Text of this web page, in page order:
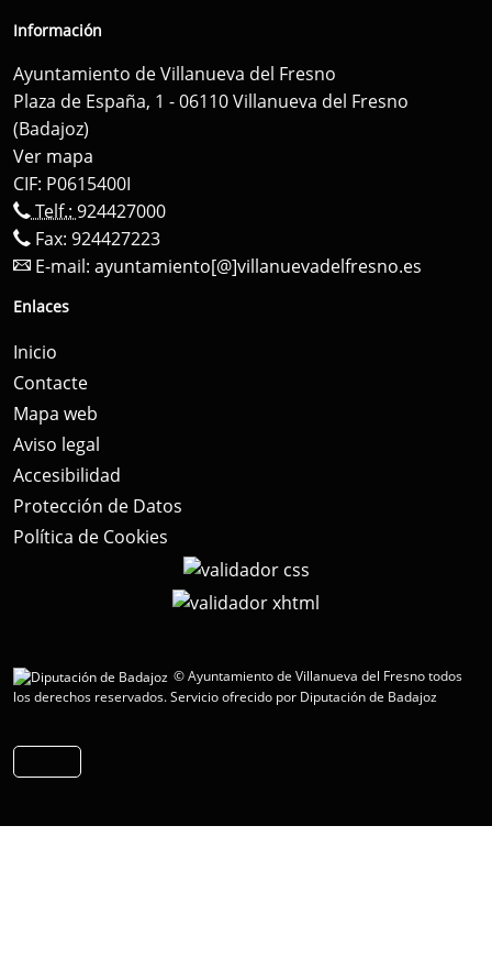
Información
Ayuntamiento de Villanueva del Fresno
Plaza de España, 1 - 06110 Villanueva del Fresno
(Badajoz)
Ver mapa
CIF: P0615400I
Telf.: 924427000
Fax: 924427223
E-mail: ayuntamiento[@]villanuevadelfresno.es
Enlaces
Inicio
Contacte
Mapa web
Aviso legal
Accesibilidad
Protección de Datos
Política de Cookies
© Ayuntamiento de Villanueva del Fresno todos
los derechos reservados.Servicio ofrecido por Diputación de Badajoz